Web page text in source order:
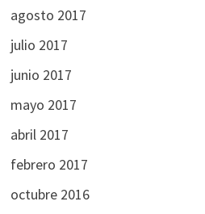
agosto 2017
julio 2017
junio 2017
mayo 2017
abril 2017
febrero 2017
octubre 2016